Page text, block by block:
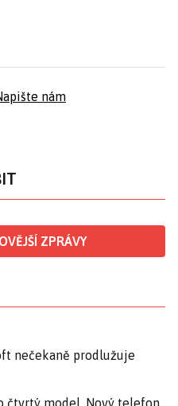
nám
ZPRÁVY
nečekaně prodlužuje
čtvrtý model. Nový telefon